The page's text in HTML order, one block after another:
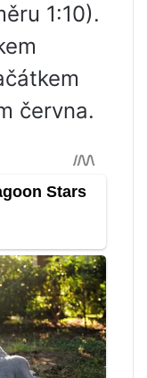
1:10).
června.